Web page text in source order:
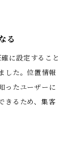
る
に設定すること
した。位置情報
ったユーザーに
きるため、集客